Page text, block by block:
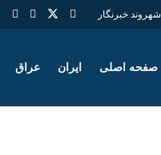
شهروند خبرنگار
صفحه اصلی ایران عراق